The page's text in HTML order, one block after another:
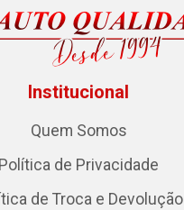
Institucional
Quem Somos
Política de Privacidade
de Troca e Devolução